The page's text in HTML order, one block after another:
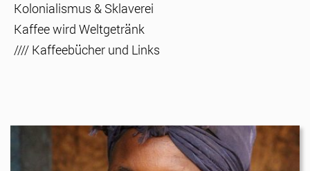
Kolonialismus & Sklaverei
Kaffee wird Weltgetränk
//// Kaffeebücher und Links